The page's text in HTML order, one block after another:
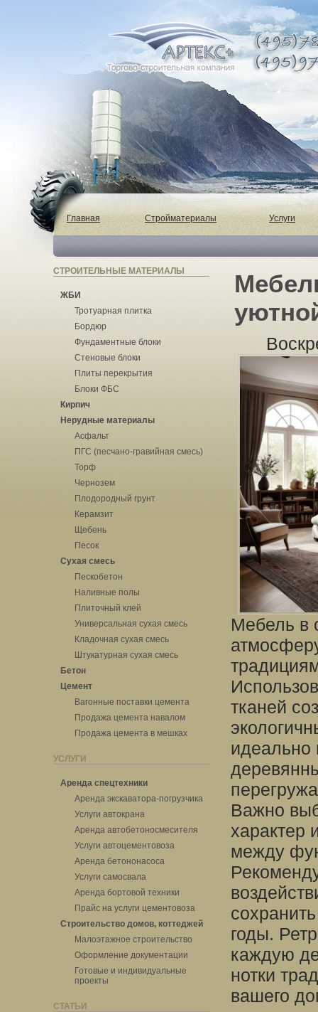
Главная Стройматериалы Услуги
СТРОИТЕЛЬНЫЕ МАТЕРИАЛЫ
ЖБИ
Тротуарная плитка
Бордюр
Фундаментные блоки
Стеновые блоки
Плиты перекрытия
Блоки ФБС
Кирпич
Нерудные материалы
Асфальт
ПГС (песчано-гравийная смесь)
Торф
Чернозем
Плодородный грунт
Керамзит
Щебень
Песок
Сухая смесь
Пескобетон
Наливные полы
Плиточный клей
Универсальная сухая смесь
Кладочная сухая смесь
Штукатурная сухая смесь
Бетон
Цемент
Вагонные поставки цемента
Продажа цемента навалом
Продажа цемента в мешках
УСЛУГИ
Аренда спецтехники
Аренда экскаватора-погрузчика
Услуги автокрана
Аренда автобетоносмесителя
Услуги автоцементовоза
Аренда бетононасоса
Услуги самосвала
Аренда бортовой техники
Прайс на услуги цементовоза
Строительство домов, коттеджей
Малоэтажное строительство
Оформление документации
Готовые и индивидуальные
проекты
СТАТЬИ
Мебель в
тканей
идеально
Важно
характер
между
годы.
каждую
нотки
вашего